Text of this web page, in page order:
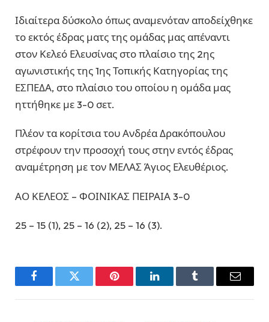
Ιδιαίτερα δύσκολο όπως αναμενόταν αποδείχθηκε
το εκτός έδρας ματς της ομάδας μας απέναντι
στον Κελεό Ελευσίνας στο πλαίσιο της 2ης
αγωνιστικής της 1ης Τοπικής Κατηγορίας της
ΕΣΠΕΔΑ, στο πλαίσιο του οποίου η ομάδα μας
ηττήθηκε με 3-0 σετ.
Πλέον τα κορίτσια του Ανδρέα Δρακόπουλου
στρέφουν την προσοχή τους στην εντός έδρας
αναμέτρηση με τον ΜΕΛΑΣ Άγιος Ελευθέριος.
ΑΟ ΚΕΛΕΟΣ – ΦΟΙΝΙΚΑΣ ΠΕΙΡΑΙΑ 3-0
25 – 15 (1), 25 – 16 (2), 25 – 16 (3).
FacebookTwitter Pinterest LinkedInTumblr Email